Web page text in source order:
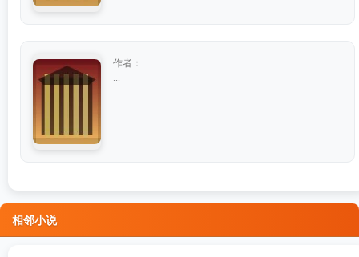
作者：
相邻小说